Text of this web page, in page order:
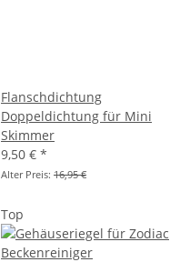
Flanschdichtung
Doppeldichtung für Mini
Skimmer
9,50 € *
Alter Preis: 16,95 €
Top